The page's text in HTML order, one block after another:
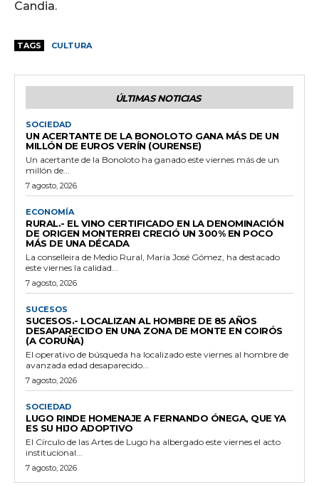
Candia.
TAGS CULTURA
ÚLTIMAS NOTICIAS
SOCIEDAD
UN ACERTANTE DE LA BONOLOTO GANA MÁS DE UN
MILLÓN DE EUROS VERÍN (OURENSE)
Un acertante de la Bonoloto ha ganado este viernes más de un
millón de...
7 agosto, 2026
ECONOMÍA
RURAL.- EL VINO CERTIFICADO EN LA DENOMINACIÓN
DE ORIGEN MONTERREI CRECIÓ UN 300% EN POCO
MÁS DE UNA DÉCADA
La conselleira de Medio Rural, María José Gómez, ha destacado
este viernes la calidad...
7 agosto, 2026
SUCESOS
SUCESOS.- LOCALIZAN AL HOMBRE DE 85 AÑOS
DESAPARECIDO EN UNA ZONA DE MONTE EN COIRÓS
(A CORUÑA)
El operativo de búsqueda ha localizado este viernes al hombre de
avanzada edad desaparecido...
7 agosto, 2026
SOCIEDAD
LUGO RINDE HOMENAJE A FERNANDO ÓNEGA, QUE YA
ES SU HIJO ADOPTIVO
El Círculo de las Artes de Lugo ha albergado este viernes el acto
institucional...
7 agosto, 2026